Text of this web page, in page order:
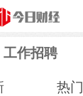
工作招聘
热门